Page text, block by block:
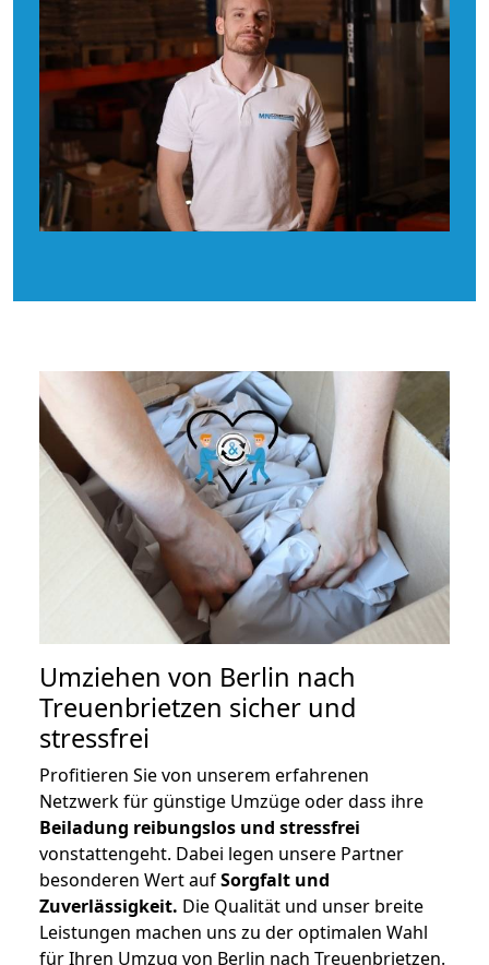
Umziehen von Berlin nach
Treuenbrietzen sicher und
stressfrei
Profitieren Sie von unserem erfahrenen
Netzwerk für günstige Umzüge oder dass ihre
Beiladung reibungslos und stressfrei
vonstattengeht. Dabei legen unsere Partner
besonderen Wert aufSorgfalt und
Zuverlässigkeit. Die Qualität und unser breite
Leistungen machen uns zu der optimalen Wahl
für Ihren Umzug von Berlin nach Treuenbrietzen.